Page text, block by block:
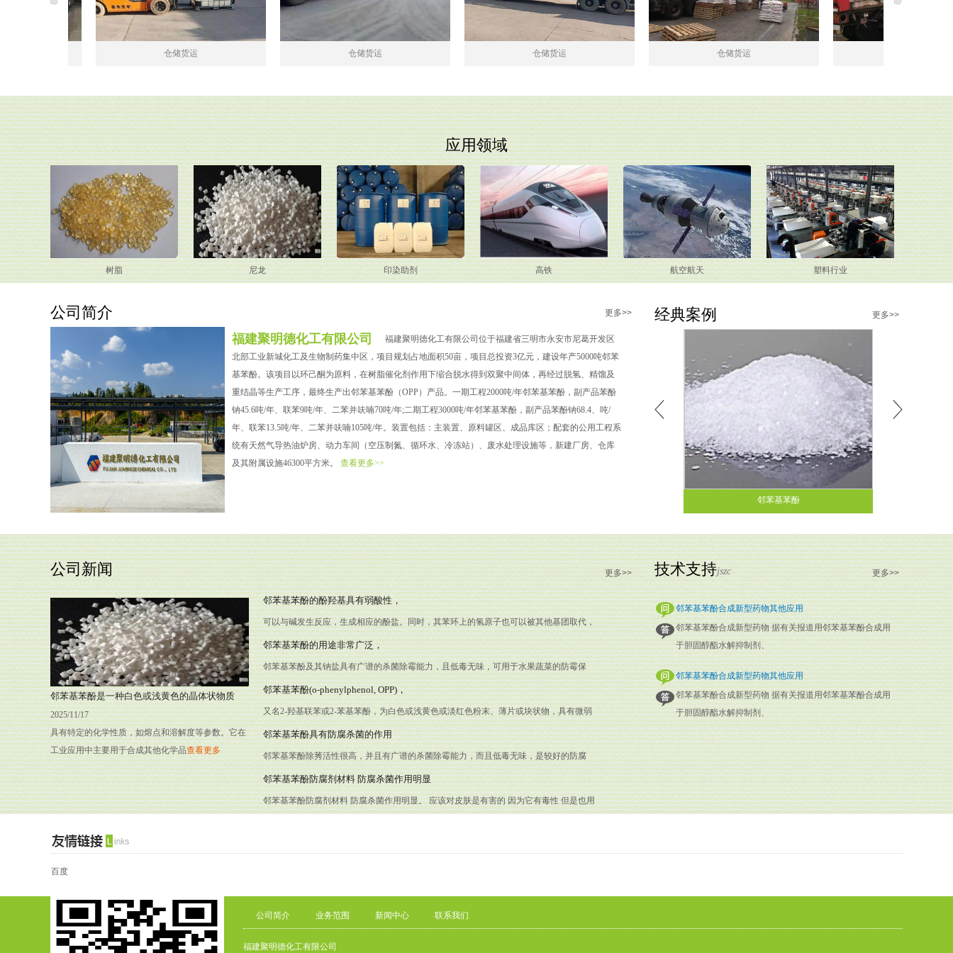
应用领域
树脂 尼龙 印染助剂 高铁 航空航天 塑料行业
公司简介 更多>>
福建聚明德化工有限公司
福建聚明德化工有限公司位于福建省三明市永安市尼葛开发区
北部工业新城化工及生物制药集中区，项目规划占地面积50亩，项目总投资3亿元，建设年产5000吨邻苯
基苯酚。该项目以环己酮为原料，在树脂催化剂作用下缩合脱水得到双聚中间体，再经过脱氢、精馏及
重结晶等生产工序，最终生产出邻苯基苯酚（OPP）产品。一期工程2000吨/年邻苯基苯酚，副产品苯酚
钠45.6吨/年、联苯9吨/年、二苯并呋喃70吨/年;二期工程3000吨/年邻苯基苯酚，副产品苯酚钠68.4、吨/
年、联苯13.5吨/年、二苯并呋喃105吨/年。装置包括：主装置、原料罐区、成品库区；配套的公用工程系
统有天然气导热油炉房、动力车间（空压制氮、循环水、冷冻站）、废水处理设施等，新建厂房、仓库
及其附属设施46300平方米。 查看更多>>
经典案例 更多>>
邻苯基苯酚
公司新闻 更多>>
邻苯基苯酚是一种白色或浅黄色的晶体状物质
2025/11/17
具有特定的化学性质，如熔点和溶解度等参数。它在
工业应用中主要用于合成其他化学品查看更多
邻苯基苯酚的酚羟基具有弱酸性，
可以与碱发生反应，生成相应的酚盐。同时，其苯环上的氢原子也可以被其他基团取代，
发生取代反应。
邻苯基苯酚的用途非常广泛，
邻苯基苯酚及其钠盐具有广谱的杀菌除霉能力，且低毒无味，可用于水果蔬菜的防霉保
鲜，特别适用于柑桔类水果。 化妆品、木材、皮革等处理
邻苯基苯酚(o-phenylphenol, OPP)，
又名2-羟基联苯或2-苯基苯酚，为白色或浅黄色或淡红色粉末、薄片或块状物，具有微弱
的酚味。熔点55.5~57.5℃
邻苯基苯酚具有防腐杀菌的作用
邻苯基苯酚除莠活性很高，并且有广谱的杀菌除霉能力，而且低毒无味，是较好的防腐
剂，可用于水果蔬菜的防霉保鲜，特别适用于柑桔类的防霉，也可用于处理柠檬、菠萝、
瓜、果、梨、桃、西红柿、黄瓜等，可使腐烂降到最低限度。
邻苯基苯酚防腐剂材料 防腐杀菌作用明显
邻苯基苯酚防腐剂材料 防腐杀菌作用明显。 应该对皮肤是有害的 因为它有毒性 但是也用
技术支持jszc 更多>>
邻苯基苯酚合成新型药物其他应用
邻苯基苯酚合成新型药物 据有关报道用邻苯基苯酚合成用
于胆固醇酯水解抑制剂、
邻苯基苯酚合成新型药物其他应用
邻苯基苯酚合成新型药物 据有关报道用邻苯基苯酚合成用
于胆固醇酯水解抑制剂、
百度
公司简介 业务范围 新闻中心 联系我们
福建聚明德化工有限公司